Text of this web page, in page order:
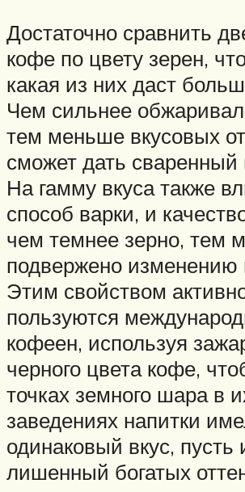
Достаточно сравнить
кофе по цвету зерен,
какая из них даст
Чем сильнее
тем меньше вкусовых
сможет дать сваренный
На гамму вкуса также
способ варки, и
чем темнее зерно, тем
подвержено изменению
Этим свойством
пользуются
кофеен, используя
черного цвета кофе,
точках земного шара в
заведениях напитки
одинаковый вкус, пусть
лишенный богатых